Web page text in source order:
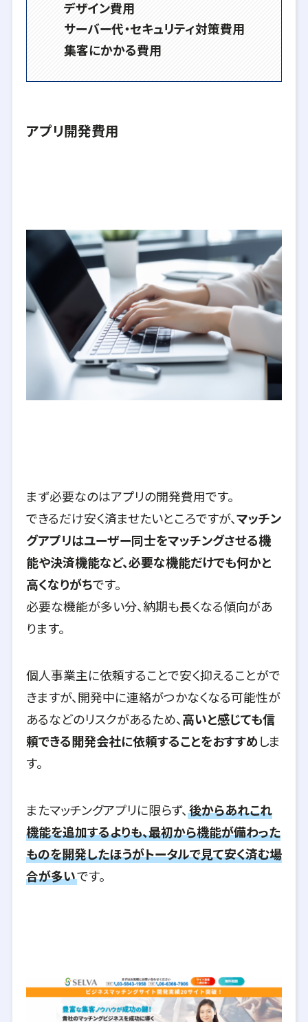
デザイン費用
サーバー代・セキュリティ対策費用
集客にかかる費用
アプリ開発費用
まず必要なのはアプリの開発費用です。
できるだけ安く済ませたいところですが、マッチン
グアプリはユーザー同士をマッチングさせる機
能や決済機能など、必要な機能だけでも何かと
高くなりがちです。
必要な機能が多い分、納期も長くなる傾向があ
ります。
個人事業主に依頼することで安く抑えることがで
きますが、開発中に連絡がつかなくなる可能性が
あるなどのリスクがあるため、高いと感じても信
頼できる開発会社に依頼することをおすすめしま
す。
またマッチングアプリに限らず、 後からあれこれ
機能を追加するよりも、最初から機能が備わった
ものを開発したほうがトータルで見て安く済む場
合が多いです。